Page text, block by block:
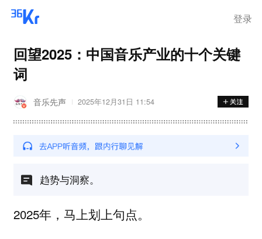
登录
回望2025：中国音乐产业的十个关键
词
音乐先声 2025年12月31日 11:54
趋势与洞察。
2025年，马上划上句点。